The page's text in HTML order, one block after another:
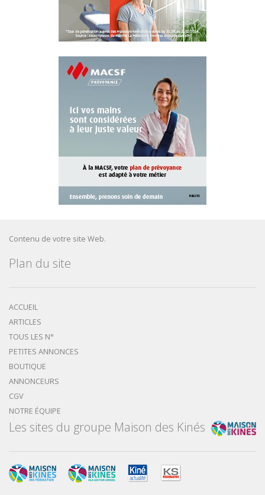
Contenu de votre site Web.
Plan du site
ACCUEIL
ARTICLES
TOUS LES N°
PETITES ANNONCES
BOUTIQUE
ANNONCEURS
CGV
NOTRE ÉQUIPE
Les sites du groupe Maison des Kinés